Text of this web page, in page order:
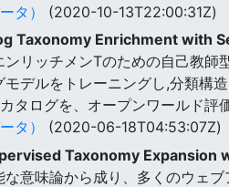
タ）
(2020-10-13T22:00:31Z)
Taxonomy Enrichment with
ンリッチメンTのための自己教
デルをトレーニングし,分類構
タログを、オープンワールド評
タ）
(2020-06-18T04:53:07Z)
Taxonomy
意味論から成り、多くのウェ